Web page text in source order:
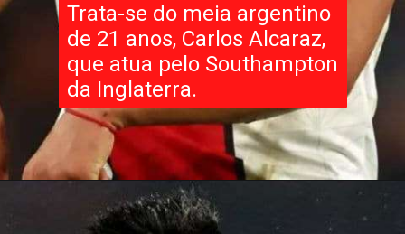
Trata-se do meia argentino
de 21 anos, Carlos Alcaraz,
que atua pelo Southampton
da Inglaterra.